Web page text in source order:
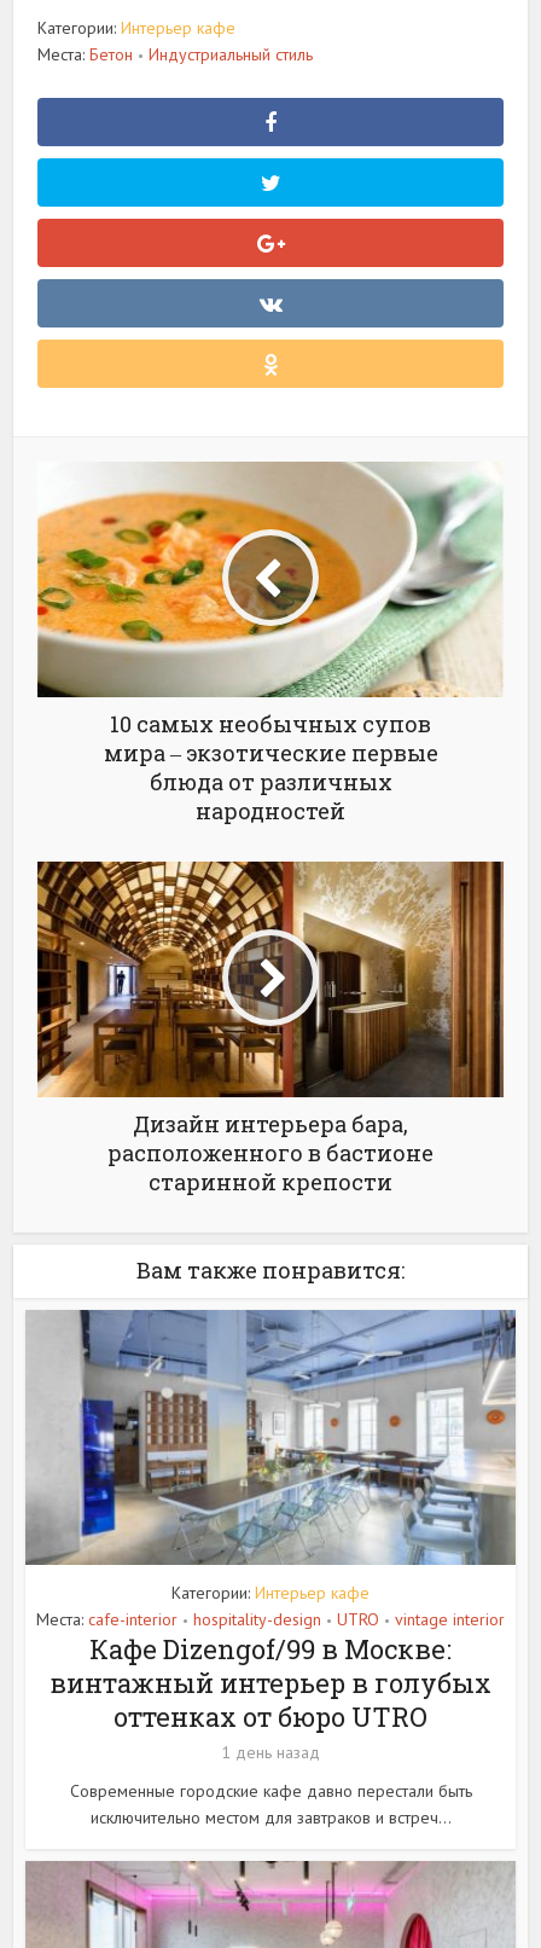
Категории:Интерьер кафе
Места:Бетон • Индустриальный стиль
10 самых необычных супов
мира ‒ экзотические первые
блюда от различных
народностей
Дизайн интерьера бара,
расположенного в бастионе
старинной крепости
Вам также понравится:
Категории: Интерьер кафе
Места: cafe-interior • hospitality-design • UTRO • vintage interior
Кафе Dizengof/99 в Москве:
винтажный интерьер в голубых
оттенках от бюро UTRO
1 день назад
Современные городские кафе давно перестали быть
исключительно местом для завтраков и встреч...